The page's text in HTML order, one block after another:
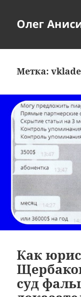
Олег
Метка:
Как
суд